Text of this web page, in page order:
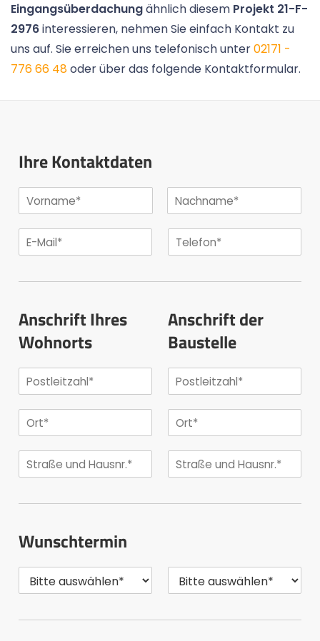
Eingangsüberdachungähnlich diesem Projekt 21-F-
2976interessieren, nehmen Sie einfach Kontakt zu
uns auf. Sie erreichen uns telefonisch unter02171 -
776 66 48oder über das folgende Kontaktformular.
Ihre Kontaktdaten
Anschrift Ihres
Wohnorts
Anschrift der
Baustelle
Wunschtermin